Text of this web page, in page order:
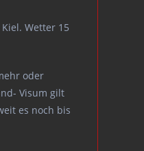
Wetter 15
oder
Visum gilt
es noch bis